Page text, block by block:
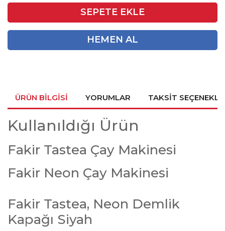
SEPETE EKLE
HEMEN AL
ÜRÜN BILGISI YORUMLAR TAKSIT
Kullanıldığı Ürün
Fakir Tastea Çay Makinesi
Fakir Neon Çay Makinesi
Fakir Tastea, Neon Demlik
Kapağı Siyah